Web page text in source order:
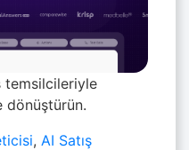
temsilcileriyle
dönüştürün.
, AI Satış